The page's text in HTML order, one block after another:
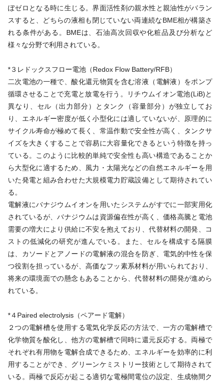
ぼゼロとなる時に生じる。界面活性剤の親水性と親油性がバラン
スすると、どちらの液相も閉じていない両連続なBME相が構築さ
れる条件がある。BMEは、石油高次回収や化粧品及び分析など
様々な分野で利用されている。
*３レドックスフロー電池（Redox Flow Battery/RFB）
二次電池の一種で、酸化還元物質を含む溶液（電解液）をポンプ
循環させることで充電と放電を行う。リチウムイオン電池(LiB)と
異なり、セル（出力部分）とタンク（容量部分）が独立してお
り、エネルギー密度が低く小型化には適していないが、原理的に
サイクル寿命が極めて長く、常温作動で安全性が高く、タンクサ
イズを大きくすることで容易に大容量化できるという特徴を持っ
ている。このように比較的単純で安全性も高い構造であることか
ら大型化に適するため、風力・太陽光などの自然エネルギーを用
いた発電と組み合わせた大規模電力貯蔵設備として期待されてい
る。
電解液にバナジウムイオンを用いたシステムがすでに一部実用化
されているが、バナジウムは資源偏在性が高く、価格高騰と電池
需要の増大により供給に不安を抱えており、代替材料の開発、コ
ストの低減化の研究が進んでいる。また、セルを構成する隔膜
は、カソードとアノードの電解液の混合を防ぎ、電気的中性を保
つ役割を担っているが、高価なフッ素系材料が用いられており、
将来の環境面での懸念もあることから、代替材料の開発が進めら
れている。
*４Paired electrolysis（ペアード電解）
２つの電解槽を使用する電気化学反応の方法で、一方の電解槽で
化学物質を酸化し、他方の電解槽で同時に還元反応する。両極で
それぞれ有用物を電解合成できるため、エネルギーを効率的に利
用することができ、グリーンケミストリー技術として期待されて
いる。両極で反応が起こる適切な電極間電位の設定、生成物間ク